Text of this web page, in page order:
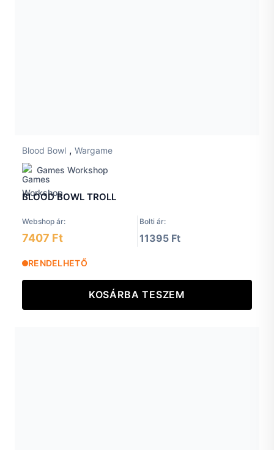
Blood Bowl , Wargame
Games Workshop
BLOOD BOWL TROLL
Webshop ár: Bolti ár:
7407 Ft 11395 Ft
RENDELHETŐ
KOSÁRBA TESZEM